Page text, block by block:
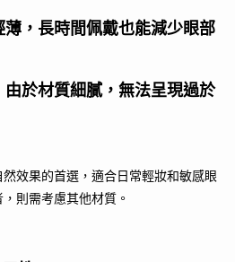
，長時間佩戴也能減少眼部
於材質細膩，無法呈現過於
效果的首選，適合日常輕妝和敏感眼
則需考慮其他材質。